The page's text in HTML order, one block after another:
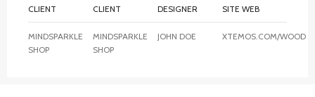
CLIENT
MINDSPARKLE
SHOP
CLIENT
MINDSPARKLE
SHOP
DESIGNER
JOHN DOE
SITE WEB
XTEMOS.COM/WOOD